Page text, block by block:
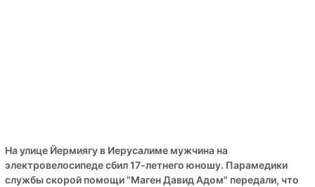
На улице Йермиягу в Иерусалиме мужчина на
электровелосипеде сбил 17-летнего юношу. Парамедики
службы скорой помощи "Маген Давид Адом" передали, что